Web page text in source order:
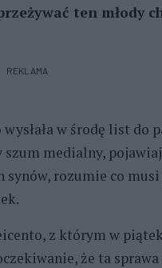
ten młody
REKLAMA
w środę list do
szum medialny,
rozumie co
z którym w
że ta